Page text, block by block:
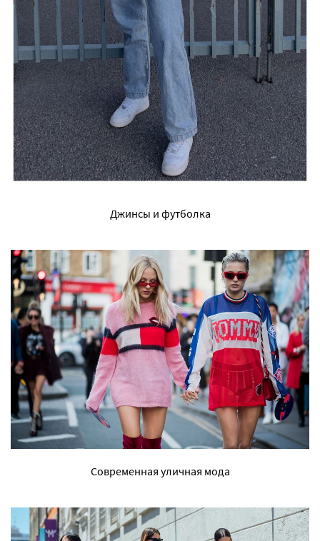
Джинсы и футболка
Современная уличная мода